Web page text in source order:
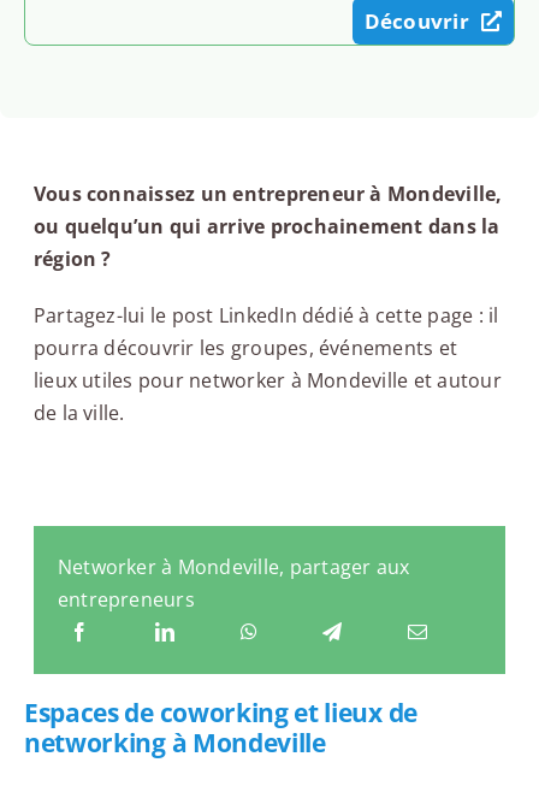
Découvrir
Vous connaissez un entrepreneur à Mondeville,
ou quelqu’un qui arrive prochainement dans la
région ?
Partagez-lui le post LinkedIn dédié à cette page : il
pourra découvrir les groupes, événements et
lieux utiles pour networker à Mondeville et autour
de la ville.
Networker à Mondeville, partager aux
entrepreneurs
Espaces de coworking et lieux de
networking à Mondeville